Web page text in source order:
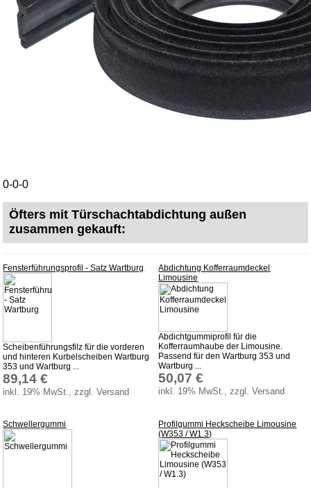
AGB
Datenschutz
Batterierücknahme
Downloads
0-0-0
Öfters mit Türschachtabdichtung außen
zusammen gekauft:
Fensterführungsprofil - Satz Wartburg
Scheibenführungsfilz für die vorderen
und hinteren Kurbelscheiben Wartburg
353 und Wartburg ...
89,14 €
inkl. 19% MwSt., zzgl. Versand
Abdichtung Kofferraumdeckel
Limousine
Abdichtgummiprofil für die
Kofferraumhaube der Limousine.
Passend für den Wartburg 353 und
Wartburg ...
50,07 €
inkl. 19% MwSt., zzgl. Versand
Schwellergummi
Profilgummi Heckscheibe Limousine
(W353 / W1.3)